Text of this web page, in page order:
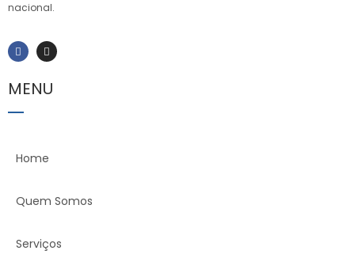
nacional.
MENU
Home
Quem Somos
Serviços